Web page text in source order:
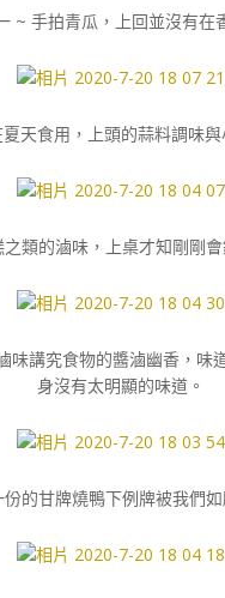
~ 手拍青瓜，上回並沒有在
天食用，上頭的蒜料調味
類的滷味，上桌才知剛剛
講究食物的醬滷幽香，
身沒有太明顯的味道。
的甘牌燒鴨下例牌被我們